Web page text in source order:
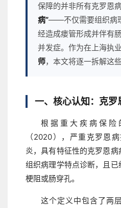
保障的并非所有克罗恩
病”——不仅需要组织病
经造成瘘管形成并伴有
并发症。作为在上海执
师，本文将逐一拆解这
一、核心认知：克罗
根据重大疾病保险
（2020），严重克罗恩
炎，具有特征性的克罗恩
组织病理学特点诊断，且
梗阻或肠穿孔。
这个定义中包含了两